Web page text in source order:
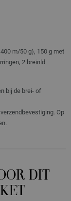
m/50 g), 150 g met
2 breinld
bij de brei- of
Op
DIT